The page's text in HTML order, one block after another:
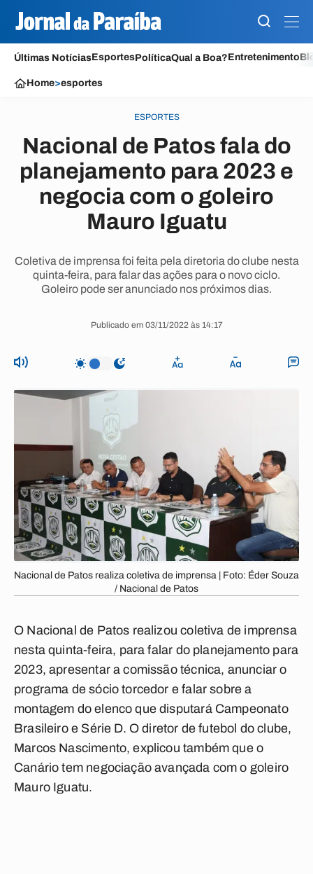
Últimas NotíciasEsportesPolíticaQual a Boa?Entretenimento
Home>esportes
ESPORTES
Nacional de Patos fala do
planejamento para 2023 e
negocia com o goleiro
Mauro Iguatu
Coletiva de imprensa foi feita pela diretoria do clube nesta
quinta-feira, para falar das ações para o novo ciclo.
Goleiro pode ser anunciado nos próximos dias.
Publicado em 03/11/2022 às 14:17
Nacional de Patos realiza coletiva de imprensa | Foto: Éder Souza
/ Nacional de Patos
O Nacional de Patos realizou coletiva de imprensa
nesta quinta-feira, para falar do planejamento para
2023, apresentar a comissão técnica, anunciar o
programa de sócio torcedor e falar sobre a
montagem do elenco que disputará Campeonato
Brasileiro e Série D. O diretor de futebol do clube,
Marcos Nascimento, explicou também que o
Canário tem negociação avançada com o goleiro
Mauro Iguatu.